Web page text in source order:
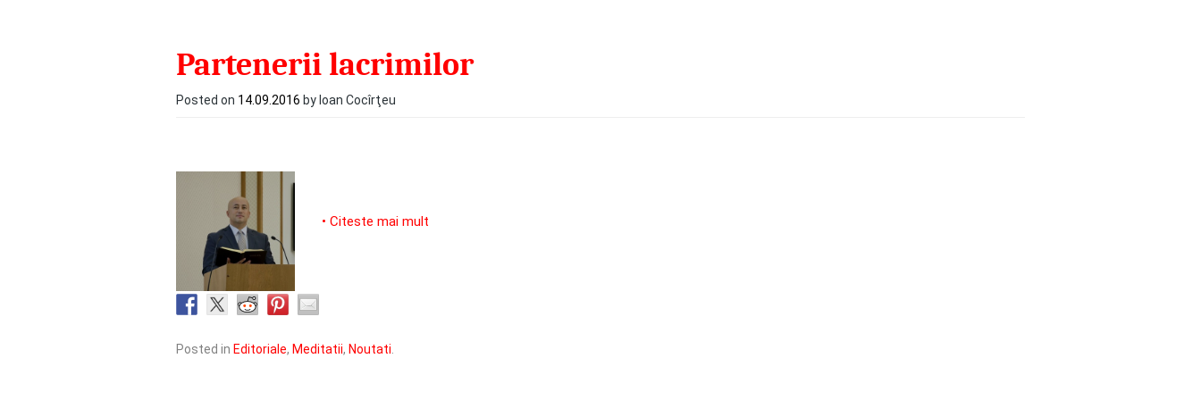
Partenerii lacrimilor
Posted on 14.09.2016 by Ioan Cocîrţeu
• Citeste mai mult
Posted in Editoriale, Meditatii, Noutati